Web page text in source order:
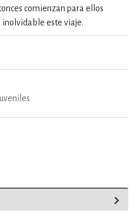
comienzan para ellos
inolvidable este viaje.